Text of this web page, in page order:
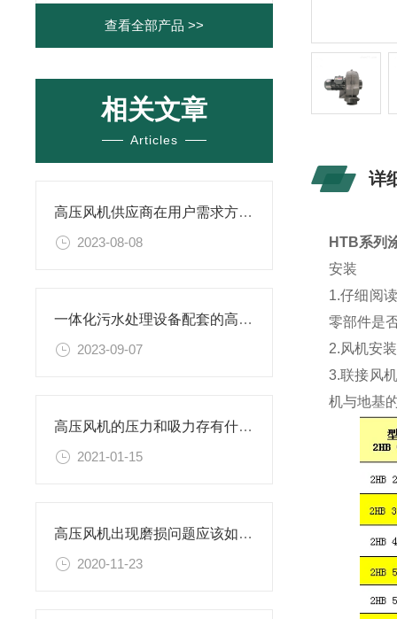
查看全部产品 >>
相关文章
Articles
高压风机供应商在用户需求方面做出与时俱进创新
2023-08-08
一体化污水处理设备配套的高压风机选购指南
2023-09-07
高压风机的压力和吸力存有什么关系
2021-01-15
高压风机出现磨损问题应该如何解决呢？
2020-11-23
详
HTB系列
安装
1.仔细阅
零部件是
2.风机安
3.联接风
机与地基